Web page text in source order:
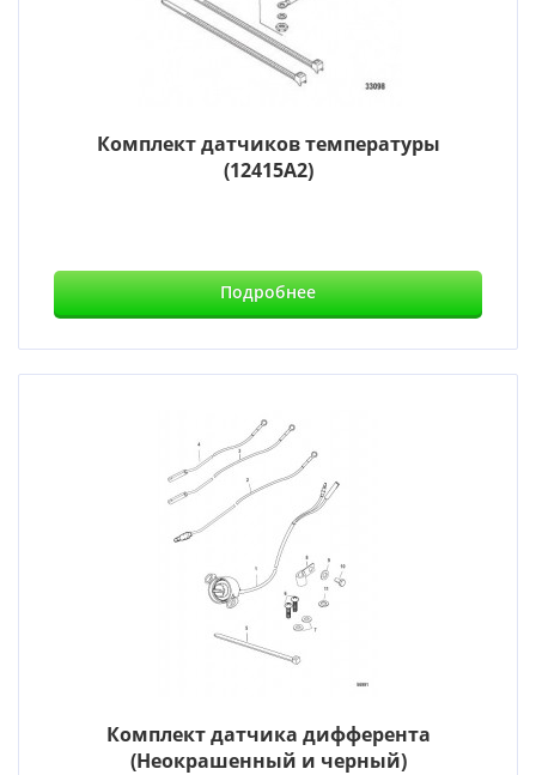
Комплект датчиков температуры
(12415A2)
Подробнее
Комплект датчика дифферента
(Неокрашенный и черный)